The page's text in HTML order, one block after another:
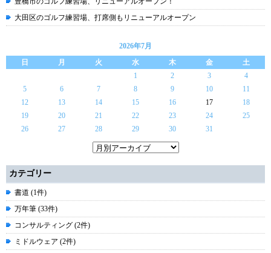
大田区のゴルフ練習場、打席側もリニューアルオープン
2026年7月
日
月 火 水 木 金
土
1
2 3
4
5
6 7 8 9 10
11
12
13 14 15 16 17
18
19
20 21 22 23 24
25
26
27 28 29 30 31
カテゴリー
書道 (1件)
万年筆 (33件)
コンサルティング (2件)
ミドルウェア (2件)